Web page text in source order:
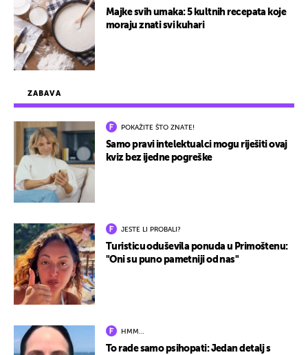
ZABAVA
POKAŽITE ŠTO ZNATE!
Samo pravi intelektualci mogu riješiti ovaj
kviz bez ijedne pogreške
JESTE LI PROBALI?
Turisticu oduševila ponuda u Primoštenu:
"Oni su puno pametniji od nas"
HMM…
To rade samo psihopati: Jedan detalj s
Majke svih umaka: 5 kultnih recepata koje
moraju znati svi kuhari